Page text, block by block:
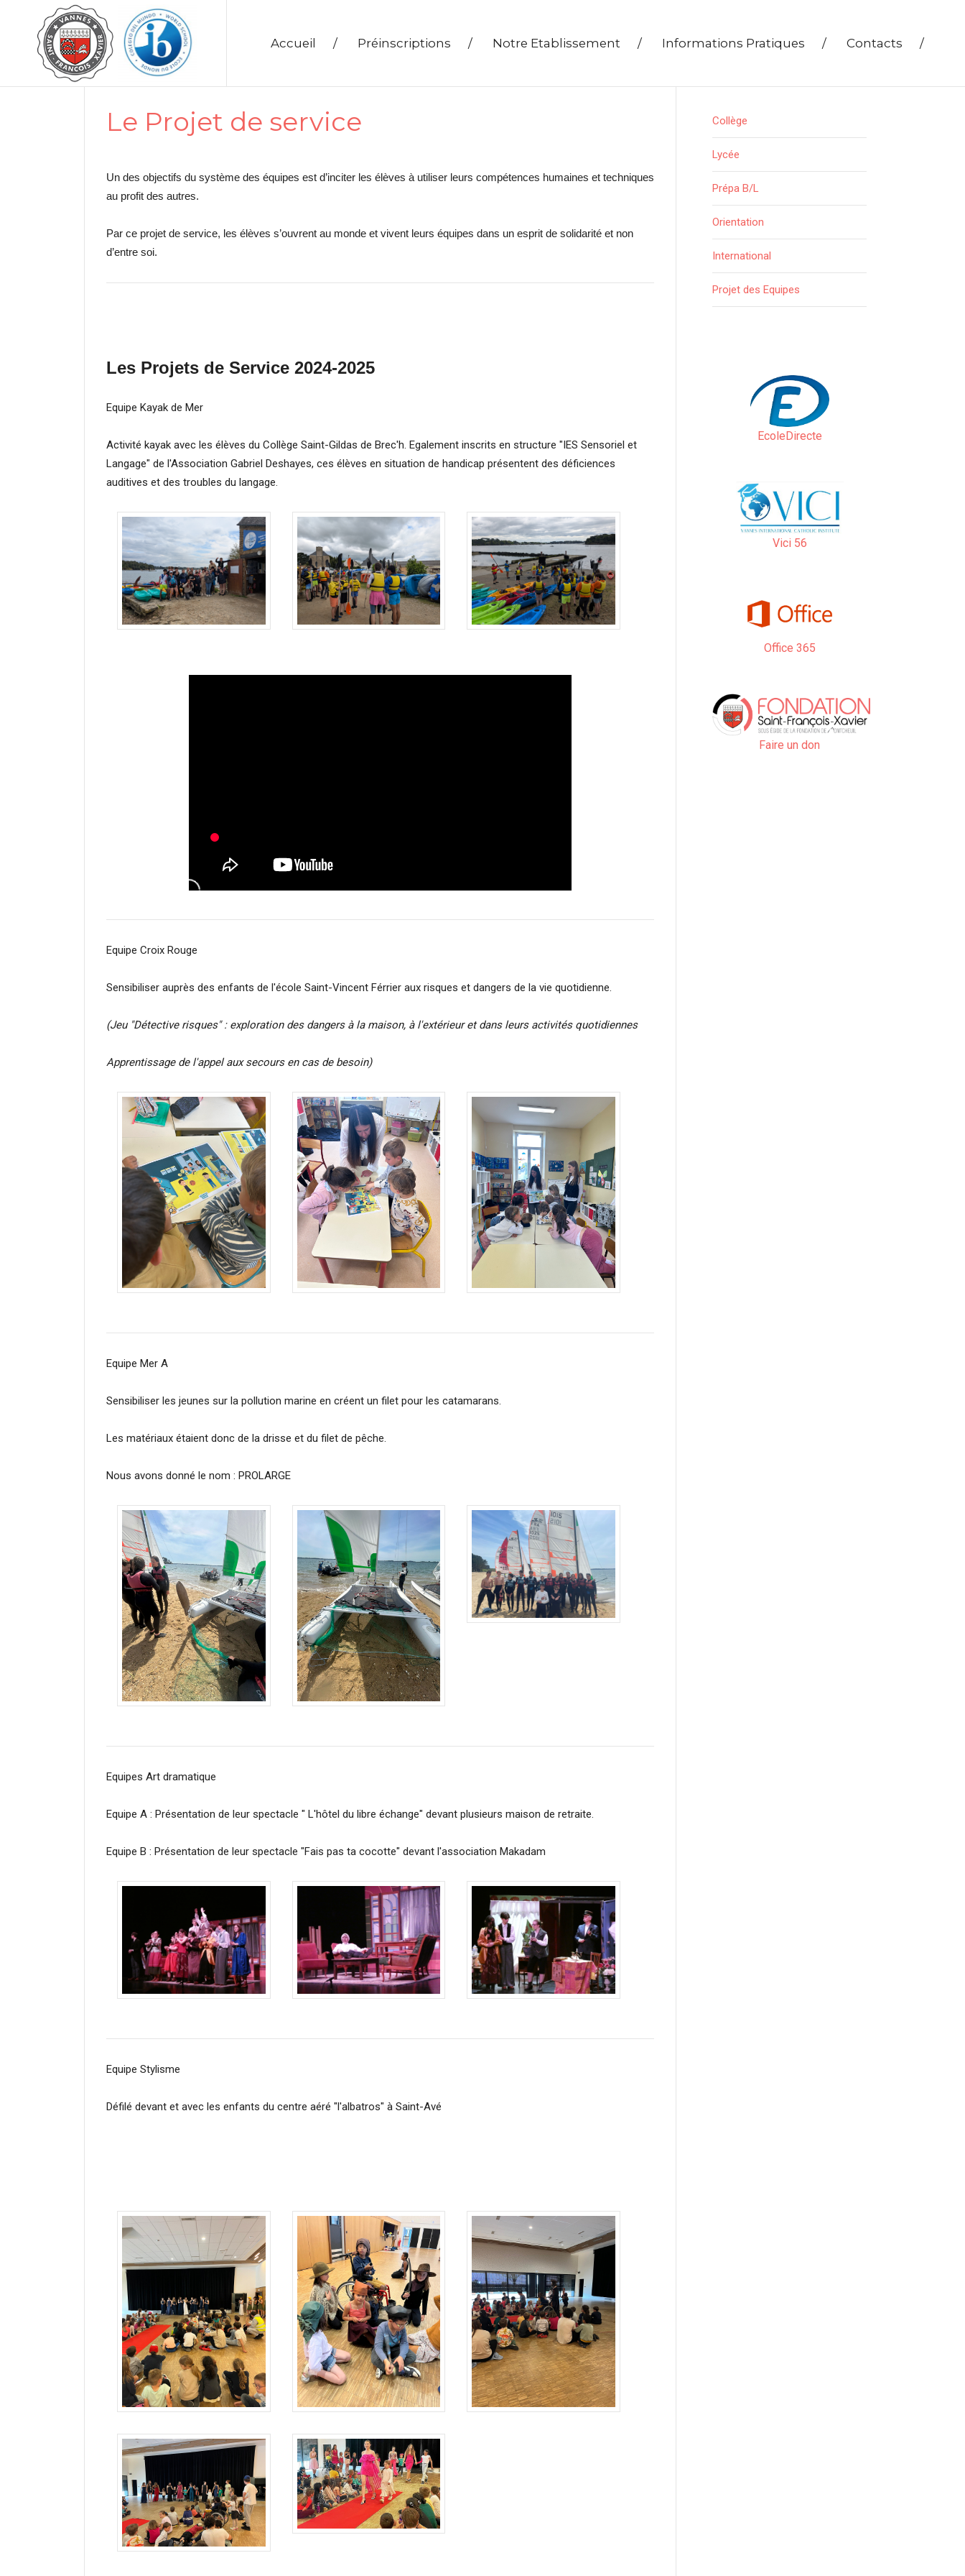
Accueil / Préinscriptions / Notre Etablissement / Informations Pratiques / Contacts /
Le Projet de service
Un des objectifs du système des équipes est d’inciter les élèves à utiliser leurs compétences humaines et techniques
au profit des autres.
Par ce projet de service, les élèves s’ouvrent au monde et vivent leurs équipes dans un esprit de solidarité et non
d’entre soi.
Les Projets de Service 2024-2025
Equipe Kayak de Mer
Activité kayak avec les élèves du Collège Saint-Gildas de Brec'h. Egalement inscrits en structure "IES Sensoriel et
Langage" de l'Association Gabriel Deshayes, ces élèves en situation de handicap présentent des déficiences
auditives et des troubles du langage.
Equipe Croix Rouge
Sensibiliser auprès des enfants de l'école Saint-Vincent Férrier aux risques et dangers de la vie quotidienne.
(Jeu "Détective risques" : exploration des dangers à la maison, à l'extérieur et dans leurs activités quotidiennes
Apprentissage de l'appel aux secours en cas de besoin)
Equipe Mer A
Sensibiliser les jeunes sur la pollution marine en créent un filet pour les catamarans.
Les matériaux étaient donc de la drisse et du filet de pêche.
Nous avons donné le nom : PROLARGE
Equipes Art dramatique
Equipe A : Présentation de leur spectacle " L'hôtel du libre échange" devant plusieurs maison de retraite.
Equipe B : Présentation de leur spectacle "Fais pas ta cocotte" devant l'association Makadam
Equipe Stylisme
Défilé devant et avec les enfants du centre aéré "l'albatros" à Saint-Avé
Collège
Lycée
Prépa B/L
Orientation
International
Projet des Equipes
EcoleDirecte
Vici 56
Office 365
Faire un don